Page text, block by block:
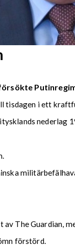
tisdagen i ett
nederlag
The Guardian,
förstörd.